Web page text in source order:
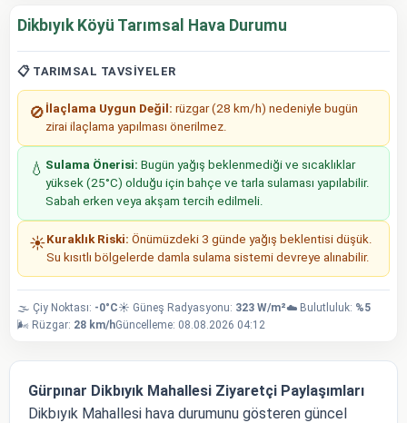
Dikbıyık Köyü Tarımsal Hava Durumu
📋 TARIMSAL TAVSIYELER
🚫 İlaçlama Uygun Değil: rüzgar (28 km/h) nedeniyle bugün
zirai ilaçlama yapılması önerilmez.
💧 Sulama Önerisi: Bugün yağış beklenmediği ve sıcaklıklar
yüksek (25°C) olduğu için bahçe ve tarla sulaması yapılabilir.
Sabah erken veya akşam tercih edilmeli.
☀️Kuraklık Riski: Önümüzdeki 3 günde yağış beklentisi düşük.
Su kısıtlı bölgelerde damla sulama sistemi devreye alınabilir.
🌫️ Çiy Noktası: -0°C☀️ Güneş Radyasyonu: 323 W/m²☁️ Bulutluluk: %5
🌬️ Rüzgar: 28 km/hGüncelleme: 08.08.2026 04:12
Gürpınar Dikbıyık Mahallesi Ziyaretçi Paylaşımları
Dikbıyık Mahallesi hava durumunu gösteren güncel